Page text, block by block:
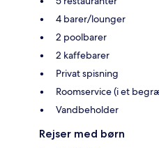
4 barer/lounger
2 poolbarer
2 kaffebarer
Privat spisning
Roomservice (i et
Vandbeholder
Rejser med børn